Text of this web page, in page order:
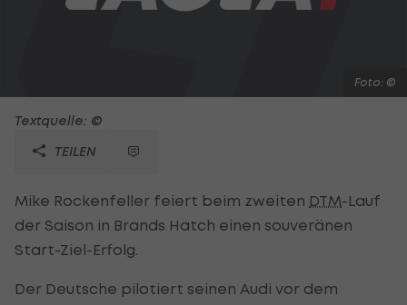
Foto: ©
Textquelle: ©
TEILEN
Mike Rockenfeller feiert beim zweiten DTM-Lauf
der Saison in Brands Hatch einen souveränen
Start-Ziel-Erfolg.
Der Deutsche pilotiert seinen Audi vor dem